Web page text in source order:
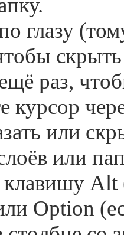
глазу
раз,
курсор
или
или
Alt
Option